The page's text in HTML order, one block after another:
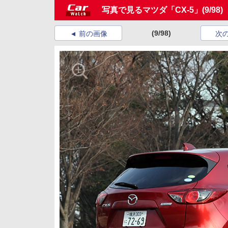
写真で見るマツダ「CX-5」 (9/98)
前の画像 (9/98) 次